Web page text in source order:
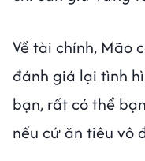
Về tài chính, Mão
đánh giá lại tình
bạn, rất có thể
nếu cứ ăn tiêu vô